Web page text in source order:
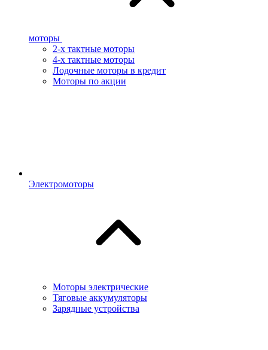
моторы
2-х тактные моторы
4-х тактные моторы
Лодочные моторы в кредит
Моторы по акции
Электромоторы
Моторы электрические
Тяговые аккумуляторы
Зарядные устройства